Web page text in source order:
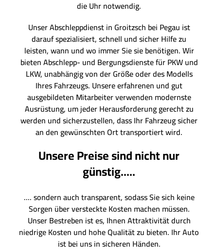
die Uhr notwendig.
Unser Abschleppdienst in Groitzsch bei Pegau ist
darauf spezialisiert, schnell und sicher Hilfe zu
leisten, wann und wo immer Sie sie benötigen. Wir
bieten Abschlepp- und Bergungsdienste für PKW und
LKW, unabhängig von der Größe oder des Modells
Ihres Fahrzeugs. Unsere erfahrenen und gut
ausgebildeten Mitarbeiter verwenden modernste
Ausrüstung, um jeder Herausforderung gerecht zu
werden und sicherzustellen, dass Ihr Fahrzeug sicher
an den gewünschten Ort transportiert wird.
Unsere Preise sind nicht nur
günstig.....
.... sondern auch transparent, sodass Sie sich keine
Sorgen über versteckte Kosten machen müssen.
Unser Bestreben ist es, Ihnen Attraktivität durch
niedrige Kosten und hohe Qualität zu bieten. Ihr Auto
ist bei uns in sicheren Händen.